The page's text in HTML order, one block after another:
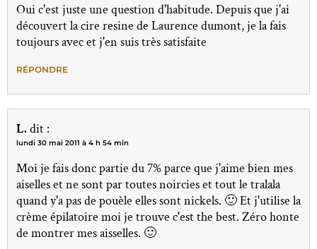
Oui c'est juste une question d'habitude. Depuis que j'ai
découvert la cire resine de Laurence dumont, je la fais
toujours avec et j'en suis très satisfaite
RÉPONDRE
L. dit :
lundi 30 mai 2011 à 4 h 54 min
Moi je fais donc partie du 7% parce que j'aime bien mes
aiselles et ne sont par toutes noircies et tout le tralala
quand y'a pas de pouèle elles sont nickels. 🙂 Et j'utilise la
crème épilatoire moi je trouve c'est the best. Zéro honte
de montrer mes aisselles. 🙂